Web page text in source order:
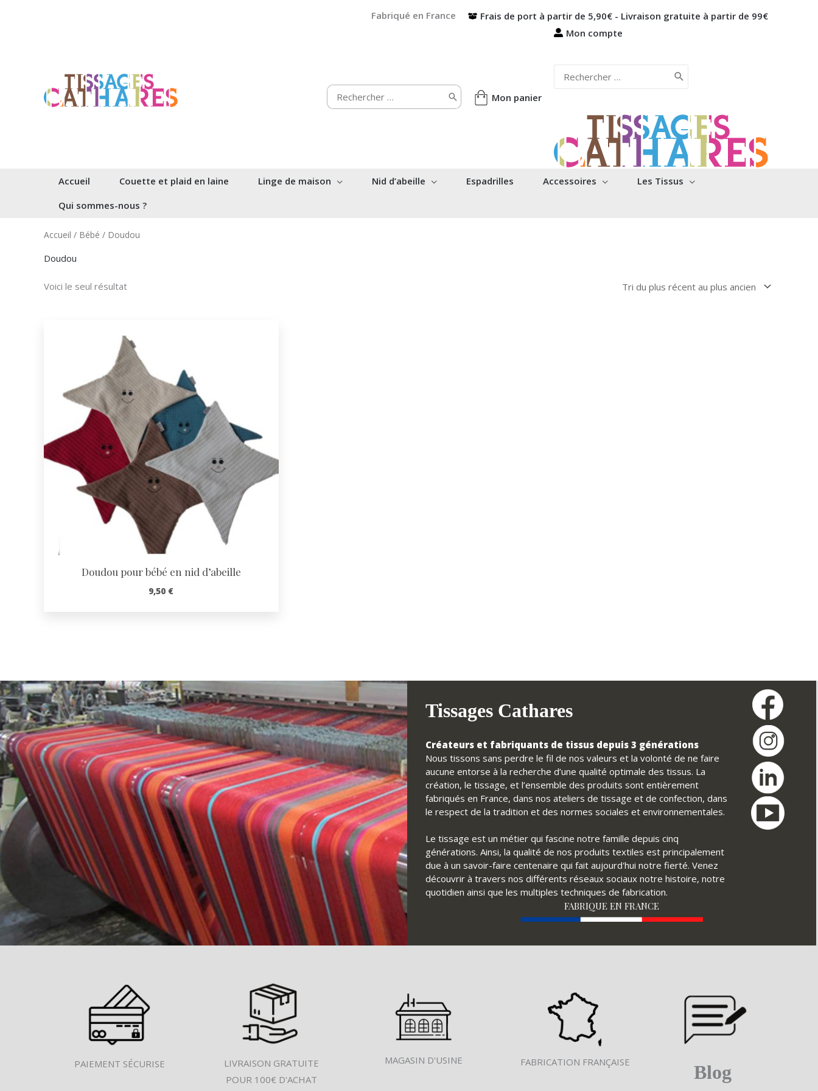
Fabriqué en France Frais de port à partir de 5,90€ - Livraison gratuite à partir de 99€
Rechercher:
Mon panier
Mon compte
Accueil Couette et plaid en laine Linge de maison Nid d’abeille Espadrilles Accessoires
Les Tissus
Qui sommes-nous ?
Accueil / Bébé / Doudou
Doudou
Voici le seul résultat
Doudou pour bébé en nid d’abeille
9,50 €
Tissages Cathares
Créateurs et fabriquants de tissus depuis 3 générations
Nous tissons sans perdre le fil de nos valeurs et la volonté de ne faire
aucune entorse à la recherche d’une qualité optimale des tissus. La
création, le tissage, et l’ensemble des produits sont entièrement
fabriqués en France, dans nos ateliers de tissage et de confection, dans
le respect de la tradition et des normes sociales et environnementales.
Le tissage est un métier qui fascine notre famille depuis cinq
générations. Ainsi, la qualité de nos produits textiles est principalement
due à un savoir-faire centenaire qui fait aujourd'hui notre fierté. Venez
découvrir à travers nos différents réseaux sociaux notre histoire, notre
quotidien ainsi que les multiples techniques de fabrication.
FABRIQUE EN FRANCE
PAIEMENT SÉCURISE
LIVRAISON GRATUITE
POUR 100€ D'ACHAT
MAGASIN D'USINE FABRICATION FRANÇAISE Blog